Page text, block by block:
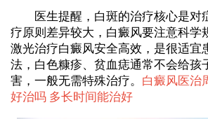
医生提醒，白斑的治疗核心是对
疗原则差异较大，白癜风要注意科学
激光治疗白癜风安全高效，是很适宜
法，白色糠疹、贫血痣通常不会给孩
害，一般无需特殊治疗。 白癜风医
好治吗 多长时间能治好